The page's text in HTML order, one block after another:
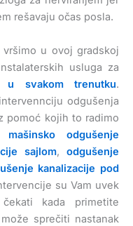
rešavaju očas posla.
vršimo u ovoj gradskoj
usluga za
u svakom trenutku.
odgušenja
pomoć kojih to radimo
mašinsko odgušenje
sajlom, odgušenje
kanalizacije pod
su Vam uvek
kada primetite
sprečiti nastanak